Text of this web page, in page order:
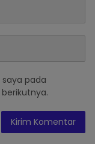
pada